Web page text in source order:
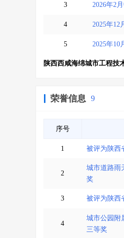
3 2026年2
4 2025年12
5 2025年10
陕西西咸海绵城市工程技
荣誉信息 9
序号
1 被评为陕西
2
城市道路雨
奖
3 被评为陕西
4
城市公园附
三等奖